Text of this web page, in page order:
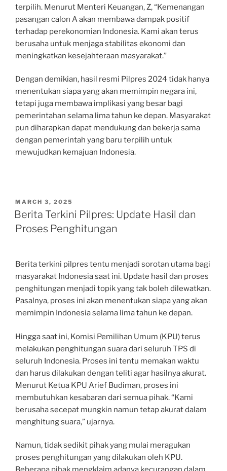
terpilih. Menurut Menteri Keuangan, Z, “Kemenangan
pasangan calon A akan membawa dampak positif
terhadap perekonomian Indonesia. Kami akan terus
berusaha untuk menjaga stabilitas ekonomi dan
meningkatkan kesejahteraan masyarakat.”
Dengan demikian, hasil resmi Pilpres 2024 tidak hanya
menentukan siapa yang akan memimpin negara ini,
tetapi juga membawa implikasi yang besar bagi
pemerintahan selama lima tahun ke depan. Masyarakat
pun diharapkan dapat mendukung dan bekerja sama
dengan pemerintah yang baru terpilih untuk
mewujudkan kemajuan Indonesia.
POSTED
ON
MARCH 3, 2025
Berita Terkini Pilpres: Update Hasil dan
Proses Penghitungan
Berita terkini pilpres tentu menjadi sorotan utama bagi
masyarakat Indonesia saat ini. Update hasil dan proses
penghitungan menjadi topik yang tak boleh dilewatkan.
Pasalnya, proses ini akan menentukan siapa yang akan
memimpin Indonesia selama lima tahun ke depan.
Hingga saat ini, Komisi Pemilihan Umum (KPU) terus
melakukan penghitungan suara dari seluruh TPS di
seluruh Indonesia. Proses ini tentu memakan waktu
dan harus dilakukan dengan teliti agar hasilnya akurat.
Menurut Ketua KPU Arief Budiman, proses ini
membutuhkan kesabaran dari semua pihak. “Kami
berusaha secepat mungkin namun tetap akurat dalam
menghitung suara,” ujarnya.
Namun, tidak sedikit pihak yang mulai meragukan
proses penghitungan yang dilakukan oleh KPU.